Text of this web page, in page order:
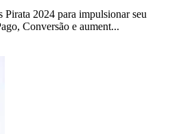
Pirata 2024 para impulsionar seu
Conversão e aument...